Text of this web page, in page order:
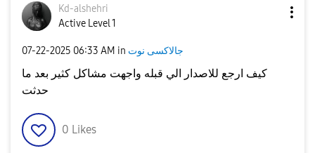
Kd-alshehri
Active Level 1
‎07-22-2025 06:33 AM in جالاكسى نوت
كيف ارجع للاصدار الي قبله واجهت مشاكل كثير بعد ما
حدثت
0 Likes